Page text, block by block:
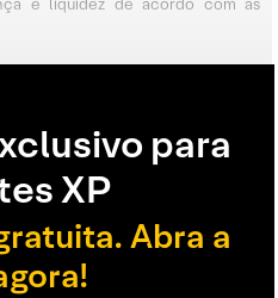
e liquidez de acordo com as
para
XP
Abra a